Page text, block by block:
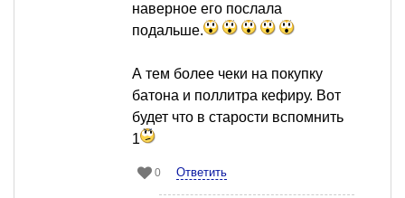
наверное его послала
подальше.
А тем более чеки на покупку
батона и поллитра кефиру. Вот
будет что в старости вспомнить
1
0 Ответить